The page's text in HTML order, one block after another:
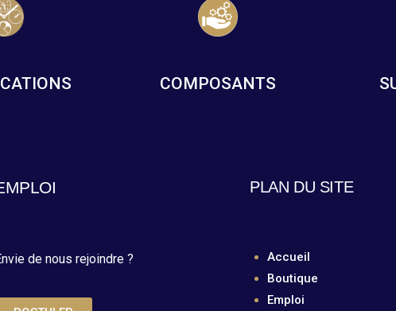
COMPOSANTS
de nous rejoindre ?
PLAN DU SITE
Accueil
Boutique
Emploi